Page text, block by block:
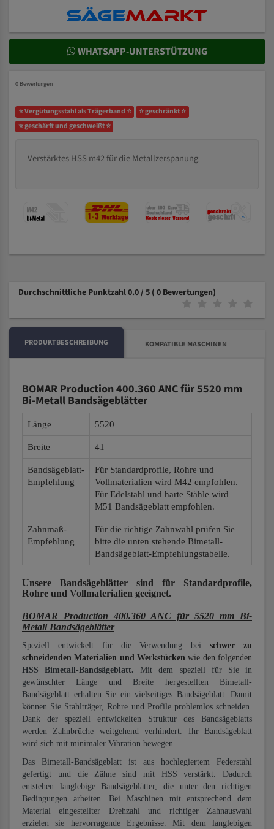
WHATSAPP-UNTERSTÜTZUNG
0 Bewertungen
⭐ Vergütungsstahl als Trägerband ⭐
⭐ geschränkt ⭐
⭐ geschärft und geschweißt ⭐
Verstärktes HSS m42 für die Metallzerspanung
Durchschnittliche Punktzahl 0.0 / 5 ( 0 Bewertungen)
PRODUKTBESCHREIBUNG KOMPATIBLE MASCHINEN
BOMAR Production 400.360 ANC für 5520 mm
Bi-Metall Bandsägeblätter
Länge 5520
Breite 41
Bandsägeblatt-
Empfehlung
Für Standardprofile, Rohre und
Vollmaterialien wird M42 empfohlen.
Für Edelstahl und harte Stähle wird
M51 Bandsägeblatt empfohlen.
Zahnmaß-
Empfehlung
Für die richtige Zahnwahl prüfen Sie
bitte die unten stehende Bimetall-
Bandsägeblatt-Empfehlungstabelle.
Unsere Bandsägeblätter sind für Standardprofile,
Rohre und Vollmaterialien geeignet.
BOMAR Production 400.360 ANC für 5520 mm Bi-
Metall Bandsägeblätter
Speziell entwickelt für die Verwendung beischwer zu
schneidenden Materialien und Werkstücken wie den folgenden
HSS Bimetall-Bandsägeblatt. Mit dem speziell für Sie in
gewünschter Länge und Breite hergestellten Bimetall-
Bandsägeblatt erhalten Sie ein vielseitiges Bandsägeblatt. Damit
können Sie Stahlträger, Rohre und Profile problemlos schneiden.
Dank der speziell entwickelten Struktur des Bandsägeblatts
werden Zahnbrüche weitgehend verhindert. Ihr Bandsägeblatt
wird sich mit minimaler Vibration bewegen.
Das Bimetall-Bandsägeblatt ist aus hochlegiertem Federstahl
gefertigt und die Zähne sind mit HSS verstärkt. Dadurch
entstehen langlebige Bandsägeblätter, die unter den richtigen
Bedingungen arbeiten. Bei Maschinen mit entsprechend dem
Material eingestellter Drehzahl und richtiger Zahnauswahl
erzielen sie hervorragende Ergebnisse. Mit dem langlebigen